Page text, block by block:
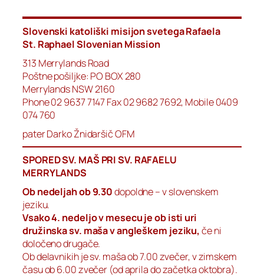
Slovenski katoliški misijon svetega Rafaela
St. Raphael Slovenian Mission
313 Merrylands Road
Poštne pošiljke: PO BOX 280
Merrylands NSW 2160
Phone 02 9637 7147 Fax 02 9682 7692, Mobile 0409
074 760
pater Darko Žnidaršič OFM
SPORED SV. MAŠ PRI SV. RAFAELU
MERRYLANDS
Ob nedeljah ob 9.30dopoldne – v slovenskem
jeziku.
Vsako 4. nedeljo v mesecu je ob isti uri
družinska sv. maša v angleškem jeziku, če ni
določeno drugače.
Ob delavnikih je sv. maša ob 7.00 zvečer, v zimskem
času ob 6.00 zvečer (od aprila do začetka oktobra).